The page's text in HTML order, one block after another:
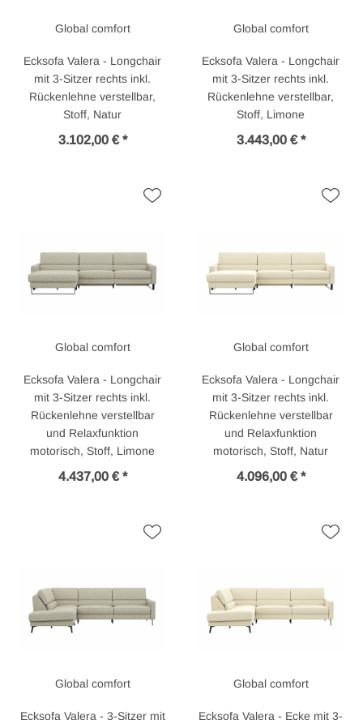
Global comfort
Ecksofa Valera - Longchair
mit 3-Sitzer rechts inkl.
Rückenlehne verstellbar,
Stoff, Natur
3.102,00 € *
Global comfort
Ecksofa Valera - Longchair
mit 3-Sitzer rechts inkl.
Rückenlehne verstellbar,
Stoff, Limone
3.443,00 € *
Global comfort
Ecksofa Valera - Longchair
mit 3-Sitzer rechts inkl.
Rückenlehne verstellbar
und Relaxfunktion
motorisch, Stoff, Limone
4.437,00 € *
Global comfort
Ecksofa Valera - Longchair
mit 3-Sitzer rechts inkl.
Rückenlehne verstellbar
und Relaxfunktion
motorisch, Stoff, Natur
4.096,00 € *
Global comfort
Ecksofa Valera - 3-Sitzer mit
Global comfort
Ecksofa Valera - Ecke mit 3-